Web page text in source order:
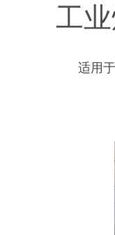
工
适用